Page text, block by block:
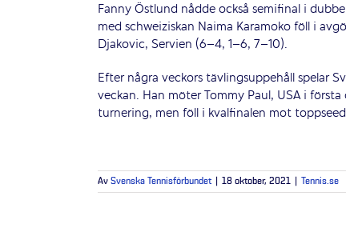
Fanny Östlund nådde också semifinal i
med schweiziskan Naima Karamoko föll i
Djakovic, Servien (6–4, 1–6, 7–10).
Efter några veckors tävlingsuppehåll spelar
veckan. Han möter Tommy Paul, USA i
turnering, men föll i kvalfinalen mot
Av Svenska Tennisförbundet 18 oktober, 2021 Tennis.se